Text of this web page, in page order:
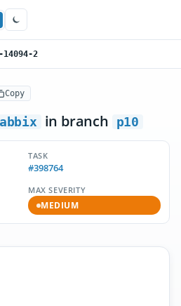
14094-2
Copy
in branch p10
TASK
#398764
MAX SEVERITY
MEDIUM